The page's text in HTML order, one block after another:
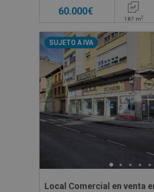
60.000€
187 m2
SUJETO A IVA
Local Comercial en venta